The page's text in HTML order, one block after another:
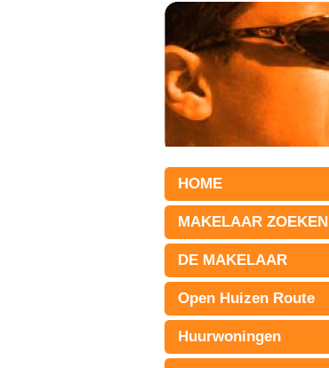
HOME
MAKELAAR ZOEKEN
DE MAKELAAR
Open Huizen Route
Huurwoningen